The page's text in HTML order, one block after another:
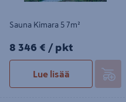
Sauna Kimara 5 7m²
8346€/pkt
8 346 € / pkt
Lue lisää